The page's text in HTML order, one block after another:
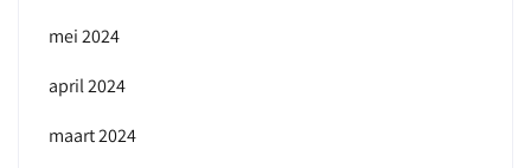
mei 2024
april 2024
maart 2024